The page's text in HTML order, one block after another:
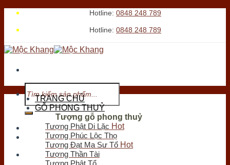
Skip
content
Hotline: 0848 248 789
Hotline: 0848 248 789
Tìm
kiếm:
Tới xem cửa hàng
Chưa có sản phẩm trong giỏ hàng.
TRANG CHỦ
GỖ PHONG THUỶ
Tượng gỗ phong thuỷ
Tượng Phật Di Lặc
Tượng Phúc Lộc Thọ
Tượng Đạt Ma Sư Tổ
Tượng Thần Tài
Tượng Phật Tổ